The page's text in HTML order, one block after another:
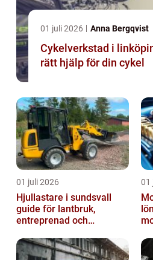
01 juli 2026 Anna Bergqvist
Cykelverkstad i linköping så
rätt hjälp för din cykel
01 juli 2026
Hjullastare i sundsvall
guide för lantbruk,
entreprenad och
01